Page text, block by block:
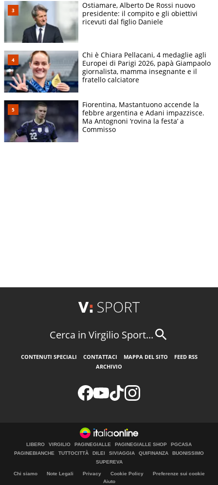
Ostiamare, Alberto De Rossi nuovo
presidente: il compito e gli obiettivi
ricevuti dal figlio Daniele
Chi è Chiara Pellacani, 4 medaglie agli
Europei di Parigi 2026, papà Giampaolo
giornalista, mamma insegnante e il
fratello calciatore
Fiorentina, Mastantuono accende la
febbre argentina e Adani impazzisce.
Ma Antognoni ‘rovina la festa’ a
Commisso
Cerca in Virgilio Sport...
CONTENUTI SPECIALI CONTATTACI MAPPA DEL SITO
FEED RSS
ARCHIVIO
LIBERO VIRGILIO PAGINEGIALLE PAGINEGIALLE SHOP
PGCASA
PAGINEBIANCHE
TUTTOCITTÀ DILEI SIVIAGGIA QUIFINANZA
BUONISSIMO
SUPEREVA
Chi siamo Note Legali Privacy Cookie Policy
Preferenze sui cookie
Aiuto